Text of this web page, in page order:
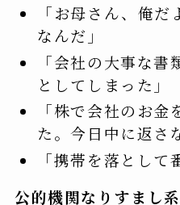
「お母さん、俺
なんだ」
「会社の大事な
としてしまった」
「株で会社のお
た。今日中に返さ
「携帯を落として
公的機関なりすまし系